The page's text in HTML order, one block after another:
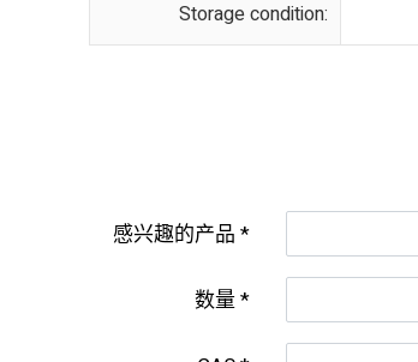
Storage condition:
感兴趣的产品
数量